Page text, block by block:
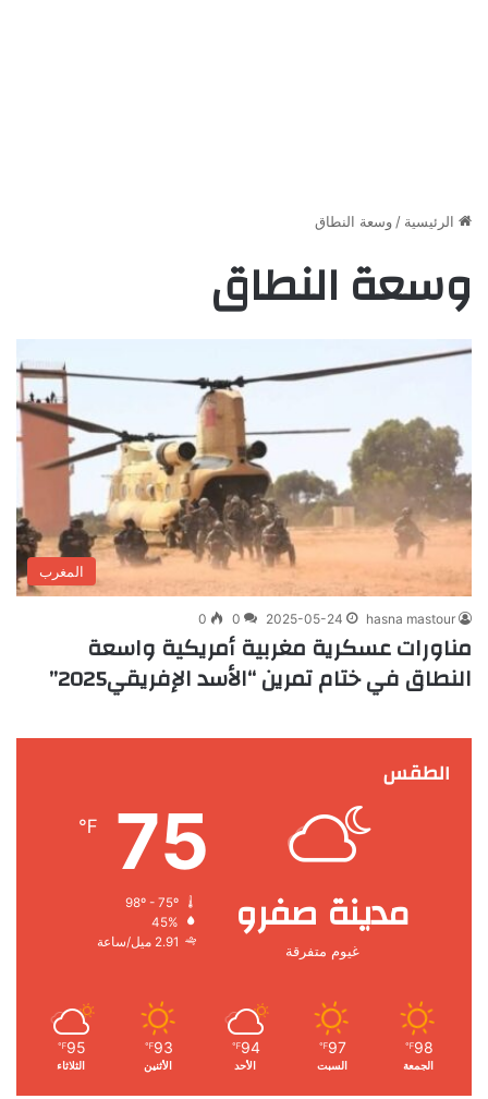
الرئيسية / وسعة النطاق
وسعة النطاق
المغرب
hasna mastour
2025-05-24
0
0
مناورات عسكرية مغربية أمريكية واسعة
النطاق في ختام تمرين “الأسد الإفريقي2025”
الطقس
مدينة صفرو
غيوم متفرقة
75
℉
45%
2.91 ميل/ساعة
98
℉
الجمعة
97
℉
السبت
94
℉
الأحد
93
℉
الأثنين
95
℉
الثلاثاء